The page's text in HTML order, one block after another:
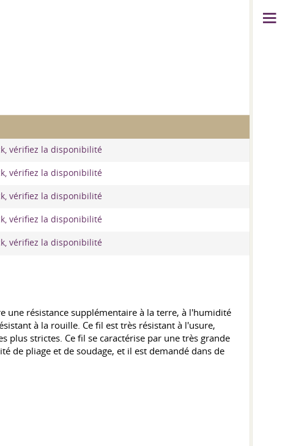
vérifiez la disponibilité
vérifiez la disponibilité
vérifiez la disponibilité
vérifiez la disponibilité
vérifiez la disponibilité
une résistance supplémentaire à la terre, à l'humidité
à la rouille. Ce fil est très résistant à l'usure,
plus strictes. Ce fil se caractérise par une très grande
de pliage et de soudage, et il est demandé dans de